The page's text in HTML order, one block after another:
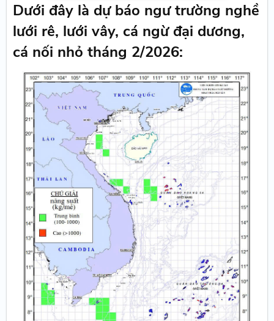
Dưới đây là dự báo ngư trường nghề
lưới rê, lưới vây, cá ngừ đại dương,
cá nối nhỏ tháng 2/2026: